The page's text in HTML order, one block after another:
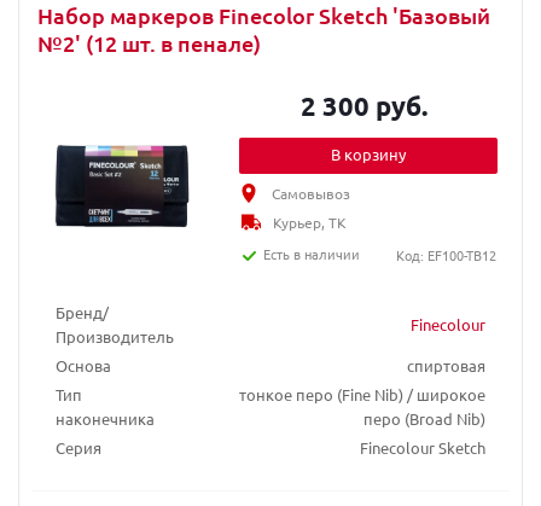
Набор маркеров Finecolor Sketch 'Базовый
№2' (12 шт. в пенале)
Бренд/
Производитель
Finecolour
Основа
спиртовая
Тип
наконечника
тонкое перо (Fine Nib) / широкое
перо (Broad Nib)
Серия
Finecolour Sketch
2 300 руб.
В корзину
Самовывоз
Курьер, ТК
Есть в наличии
Код: EF100-TB12